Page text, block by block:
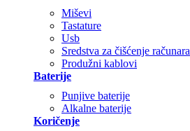
Miševi
Tastature
Usb
Sredstva za čišćenje računara
Produžni kablovi
Baterije
Punjive baterije
Alkalne baterije
Koričenje